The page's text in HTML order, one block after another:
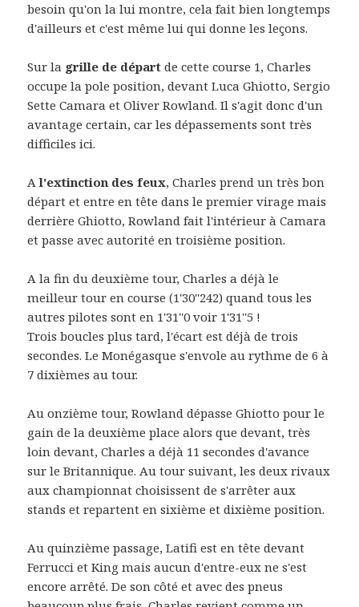
besoin qu'on la lui montre, cela fait bien longtemps
d'ailleurs et c'est même lui qui donne les leçons.
Sur la grille de départ de cette course 1, Charles
occupe la pole position, devant Luca Ghiotto, Sergio
Sette Camara et Oliver Rowland. Il s'agit donc d'un
avantage certain, car les dépassements sont très
difficiles ici.
Al'extinction des feux, Charles prend un très bon
départ et entre en tête dans le premier virage mais
derrière Ghiotto, Rowland fait l'intérieur à Camara
et passe avec autorité en troisième position.
A la fin du deuxième tour, Charles a déjà le
meilleur tour en course (1'30''242) quand tous les
autres pilotes sont en 1'31''0 voir 1'31''5 !
Trois boucles plus tard, l'écart est déjà de trois
secondes. Le Monégasque s'envole au rythme de 6 à
7 dixièmes au tour.
Au onzième tour, Rowland dépasse Ghiotto pour le
gain de la deuxième place alors que devant, très
loin devant, Charles a déjà 11 secondes d'avance
sur le Britannique. Au tour suivant, les deux rivaux
aux championnat choisissent de s'arrêter aux
stands et repartent en sixième et dixième position.
Au quinzième passage, Latifi est en tête devant
Ferrucci et King mais aucun d'entre-eux ne s'est
encore arrêté. De son côté et avec des pneus